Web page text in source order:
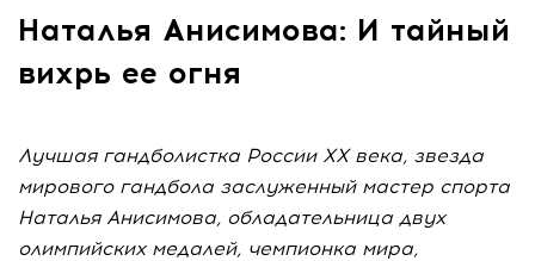
Наталья Анисимова: И тайный
вихрь ее огня
Лучшая гандболистка России ХХ века, звезда
мирового гандбола заслуженный мастер спорта
Наталья Анисимова, обладательница двух
олимпийских медалей, чемпионка мира,